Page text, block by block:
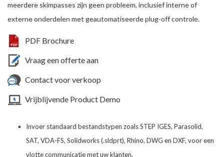
meerdere skimpasses zijn geen probleem, inclusief interne of
externe onderdelen met geautomatiseerde plug-off controle.
PDF Brochure
Vraag een offerte aan
Contact voor verkoop
Vrijblijvende Product Demo
Invoer standaard bestandstypen zoals STEP IGES, Parasolid,
SAT, VDA-FS, Solidworks (.sldprt), Rhino, DWG en DXF, voor een
vlotte communicatie met uw klanten.